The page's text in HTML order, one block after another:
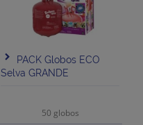
PACK Globos ECO
Selva GRANDE
50 globos